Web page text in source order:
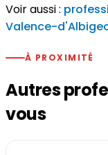
Voir aussi :
Valence-
À PROXIMITÉ
Autres
vous